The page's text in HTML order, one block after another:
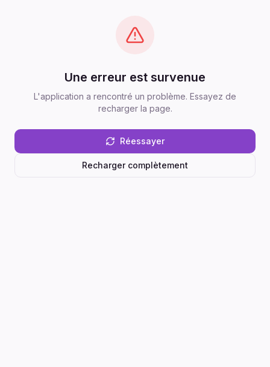
Une erreur est survenue
L'application a rencontré un problème. Essayez de
recharger la page.
Réessayer
Recharger complètement